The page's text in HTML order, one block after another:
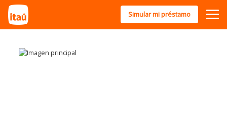
Simular mi préstamo